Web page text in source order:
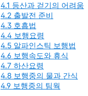
4.1 등산과 걷기의 어려움
4.2 출발전 준비
4.3 호흡법
4.4 보행요령
4.5 알파인스틱 보행법
4.6 보행속도와 휴식
4.7 하산요령
4.8 보행중의 물과 간식
4.9 보행중의 팀웍